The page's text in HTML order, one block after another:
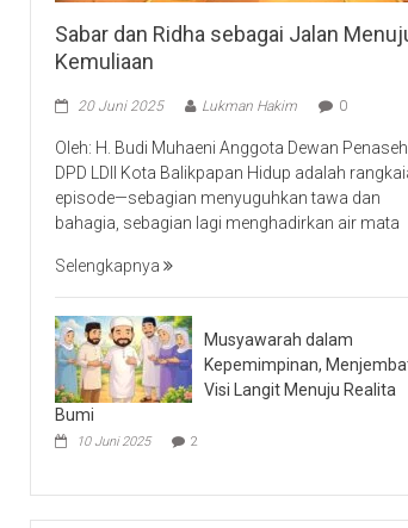
Sabar dan Ridha sebagai Jalan
Kemuliaan
20 Juni 2025 Lukman Hakim 0
Oleh: H. Budi Muhaeni Anggota Dewan
DPD LDII Kota Balikpapan Hidup adalah
episode—sebagian menyuguhkan tawa dan
bahagia, sebagian lagi menghadirkan air mata
Selengkapnya
Musyawarah dalam
Kepemimpinan,
Visi Langit Menuju Realita
Bumi
10 Juni 2025 2